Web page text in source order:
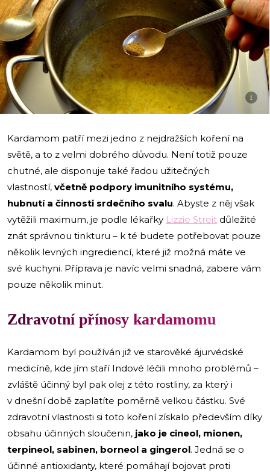
i
Kardamom patří mezi jedno z nejdražších koření na
světě, a to z velmi dobrého důvodu. Není totiž pouze
chutné, ale disponuje také řadou užitečných
vlastností, včetně podpory imunitního systému,
hubnutí a činnosti srdečního svalu. Abyste z něj však
vytěžili maximum, je podle lékařky Lizzie Streit důležité
znát správnou tinkturu – k té budete potřebovat pouze
několik levných ingrediencí, které již možná máte ve
své kuchyni. Příprava je navíc velmi snadná, zabere vám
pouze několik minut.
Zdravotní přínosy kardamomu
Kardamom byl používán již ve starověké ájurvédské
medicíně, kde jím staří Indové léčili mnoho problémů –
zvláště účinný byl pak olej z této rostliny, za který i
v dnešní době zaplatíte poměrně velkou částku. Své
zdravotní vlastnosti si toto koření získalo především díky
obsahu účinných sloučenin, jako je cineol, mionen,
terpineol, sabinen, borneol a gingerol. Jedná se o
účinné antioxidanty, které pomáhají bojovat proti